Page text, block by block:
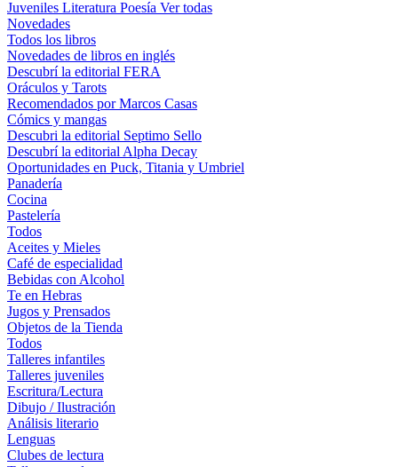
Juveniles Literatura Poesía Ver todas
Novedades
Todos los libros
Novedades de libros en inglés
Descubrí la editorial FERA
Oráculos y Tarots
Recomendados por Marcos Casas
Cómics y mangas
Descubri la editorial Septimo Sello
Descubrí la editorial Alpha Decay
Oportunidades en Puck, Titania y Umbriel
Panadería
Cocina
Pastelería
Todos
Aceites y Mieles
Café de especialidad
Bebidas con Alcohol
Te en Hebras
Jugos y Prensados
Objetos de la Tienda
Todos
Talleres infantiles
Talleres juveniles
Escritura/Lectura
Dibujo / Ilustración
Análisis literario
Lenguas
Clubes de lectura